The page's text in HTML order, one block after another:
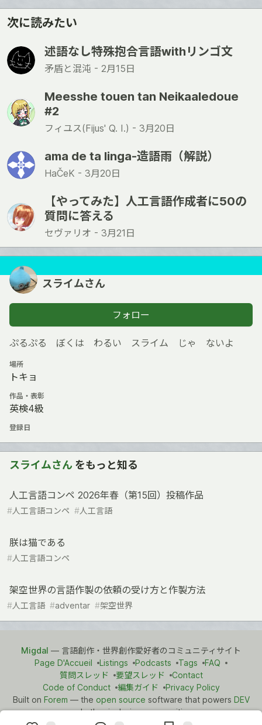
次に読みたい
述語なし特殊抱合言語withリンゴ文
矛盾と混沌 - 2月15日
Meesshe touen tan Neikaaledoue
#2
フィユス(Fijus' Q. I.) - 3月20日
ama de ta linga-造語雨（解説）
HaČeK - 3月20日
【やってみた】人工言語作成者に50の
質問に答える
セヴァリオ - 3月21日
スライムさん
フォロー
ぷるぷる ぼくは わるい スライム じゃ ないよ
場所
トキョ
作品・表彰
英検4級
登録日
スライムさん をもっと知る
人工言語コンペ 2026年春（第15回）投稿作品
#人工言語コンペ #人工言語
朕は猫である
#人工言語コンペ
架空世界の言語作製の依頼の受け方と作製方法
#人工言語 #adventar #架空世界
Migdal — 言語創作・世界創作愛好者のコミュニティサイト
Page D'Accueil
Listings Podcasts Tags
FAQ
質問スレッド
要望スレッド
Contact
Code of Conduct
編集ガイド
Privacy Policy
Built on Forem — the open source software that powers DEV
and other inclusive communities.